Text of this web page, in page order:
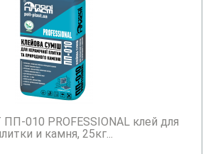
010 PROFESSIONAL клей для
и камня, 25кг...